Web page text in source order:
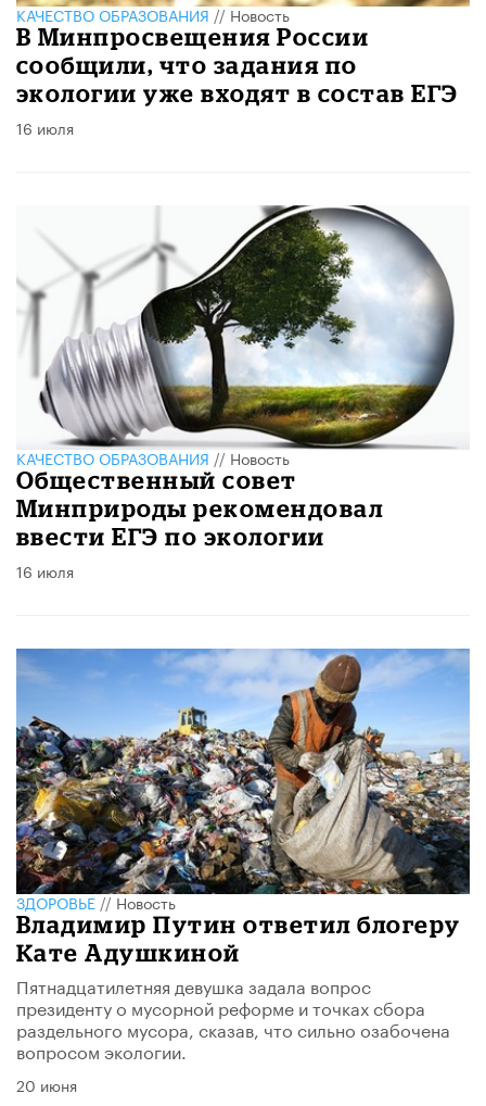
КАЧЕСТВО ОБРАЗОВАНИЯ//Новость
В Минпросвещения России
сообщили, что задания по
экологии уже входят в состав ЕГЭ
16 июля
КАЧЕСТВО ОБРАЗОВАНИЯ // Новость
Общественный совет
Минприроды рекомендовал
ввести ЕГЭ по экологии
16 июля
ЗДОРОВЬЕ//Новость
Владимир Путин ответил блогеру
Кате Адушкиной
Пятнадцатилетняя девушка задала вопрос
президенту о мусорной реформе и точках сбора
раздельного мусора, сказав, что сильно озабочена
вопросом экологии.
20 июня